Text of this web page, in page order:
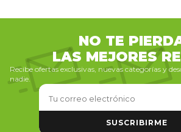
NO TE
LAS MEJORES
Recibe ofertas exclusivas, nuevas categorías y
nadie.
SUSCRIBIRME